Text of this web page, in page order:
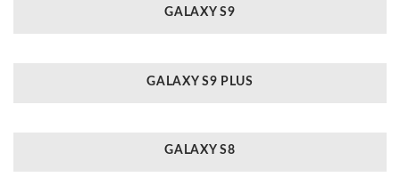
GALAXY S9
GALAXY S9 PLUS
GALAXY S8